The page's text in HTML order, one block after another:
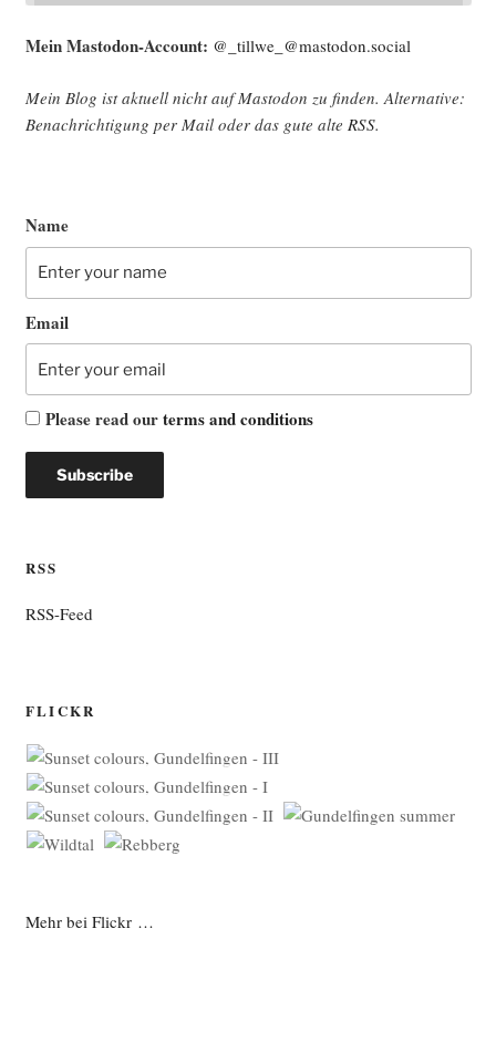
Mein Mast­o­don-Account: @_tillwe_@mastodon.social
Mein Blog ist aktu­ell nicht auf Mast­o­don zu fin­den. Alter­na­ti­ve:
Benach­rich­ti­gung per Mail oder das gute alte RSS.
Name
Email
Please read ourterms and conditions
RSS
RSS-Feed
FLICKR
Mehr bei Flickr …